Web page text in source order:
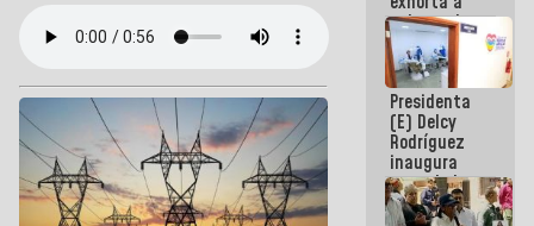
gobernadores
y alcaldes a
edificar
casas para
abuelos
Presidenta
(E) Delcy
Rodríguez
inaugura
casa de los
Abuelos